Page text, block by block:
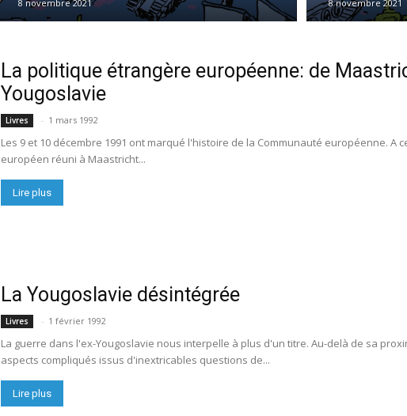
8 novembre 2021 8 novembre 2021
La politique étrangère européenne: de
Yougoslavie
Livres - 1 mars 1992
Les 9 et 10 décembre 1991 ont marqué l'histoire de la Communauté européenne. A
européen réuni à Maastricht...
Lire plus
La Yougoslavie désintégrée
Livres - 1 février 1992
La guerre dans l'ex-Yougoslavie nous interpelle à plus d'un titre. Au-delà de sa
aspects compliqués issus d'inextricables questions de...
Lire plus